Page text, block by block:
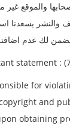
والموقع
والنشر يسعدنا
لك عدم
for
and
obtaining